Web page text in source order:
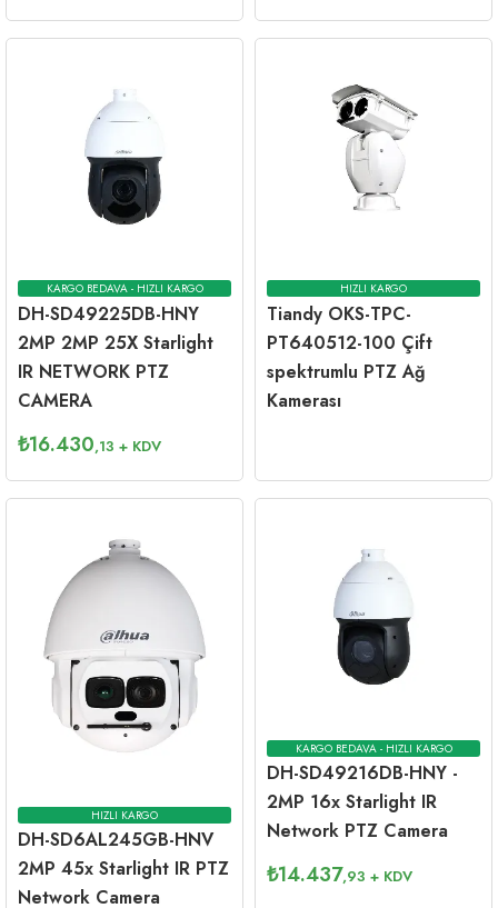
KARGO BEDAVA - HIZLI KARGO
DH-SD49225DB-HNY
2MP 2MP 25X Starlight
IR NETWORK PTZ
CAMERA
₺16.430,13 + KDV
HIZLI KARGO
Tiandy OKS-TPC-
PT640512-100 Çift
spektrumlu PTZ Ağ
Kamerası
HIZLI KARGO
DH-SD6AL245GB-HNV
2MP 45x Starlight IR PTZ
Network Camera
KARGO BEDAVA - HIZLI KARGO
DH-SD49216DB-HNY -
2MP 16x Starlight IR
Network PTZ Camera
₺14.437,93 + KDV